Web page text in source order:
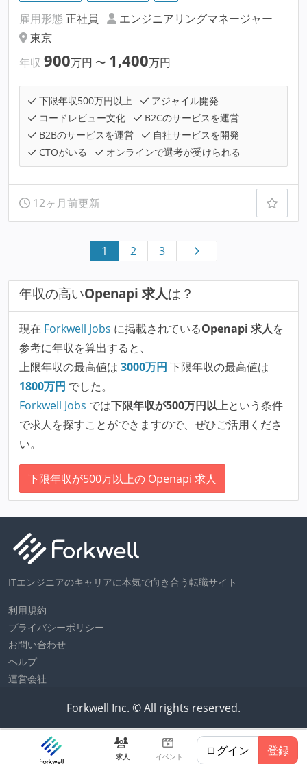
求人 イベント ログイン 登録
雇用形態 正社員
エンジニアリングマネージャー
東京
年収 900万円 〜 1,400万円
下限年収500万円以上
アジャイル開発
コードレビュー文化
B2Cのサービスを運営
B2Bのサービスを運営
自社サービスを開発
CTOがいる
オンラインで選考が受けられる
12ヶ月前更新
1 2 3
年収の高いOpenapi 求人は？
現在 Forkwell Jobs に掲載されているOpenapi 求人を
参考に年収を算出すると、
上限年収の最高値は 3000万円 下限年収の最高値は
1800万円 でした。
Forkwell Jobs では下限年収が500万円以上という条件
で求人を探すことができますので、ぜひご活用くださ
い。
下限年収が500万以上の Openapi 求人
ITエンジニアのキャリアに本気で向き合う転職サイト
利用規約
プライバシーポリシー
お問い合わせ
ヘルプ
運営会社
Forkwell Inc. © All rights reserved.